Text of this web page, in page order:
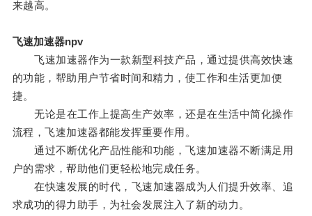
来越高。
飞速加速器npv
飞速加速器作为一款新型科技产品，通过提供高效快速
的功能，帮助用户节省时间和精力，使工作和生活更加便
捷。
无论是在工作上提高生产效率，还是在生活中简化操作
流程，飞速加速器都能发挥重要作用。
通过不断优化产品性能和功能，飞速加速器不断满足用
户的需求，帮助他们更轻松地完成任务。
在快速发展的时代，飞速加速器成为人们提升效率、追
求成功的得力助手，为社会发展注入了新的动力。